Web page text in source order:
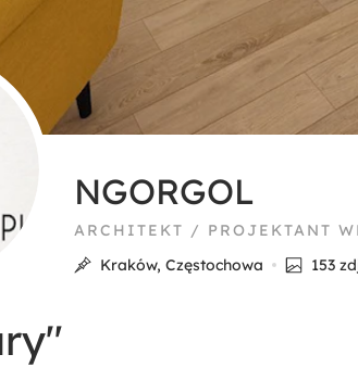
NGORGOL
ARCHITEKT / PROJEKTANT
Kraków, Częstochowa
153